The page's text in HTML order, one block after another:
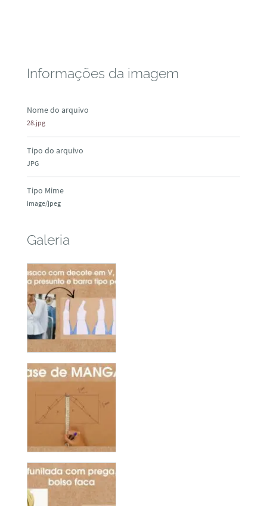
Informações da imagem
Nome do arquivo
28.jpg
Tipo do arquivo
JPG
Tipo Mime
image/jpeg
Galeria